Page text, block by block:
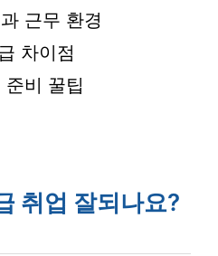
근무 환경
차이점
비 꿀팁
취업 잘되나요?